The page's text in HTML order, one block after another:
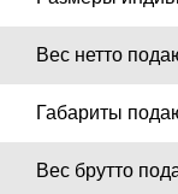
Вес нетто
Габариты
Вес брутто